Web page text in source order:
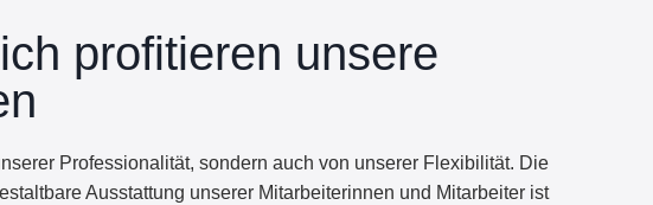
profitieren unsere
Professionalität, sondern auch von unserer Flexibilität. Die
Ausstattung unserer Mitarbeiterinnen und Mitarbeiter ist